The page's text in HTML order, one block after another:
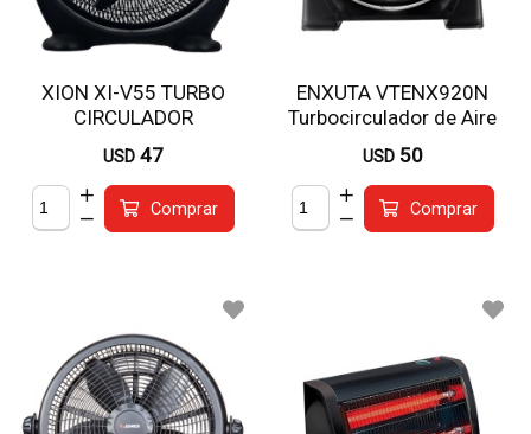
XION XI-V55 TURBO
CIRCULADOR
USD 47
Comprar
ENXUTA VTENX920N
Turbocirculador de Aire
USD 50
Comprar